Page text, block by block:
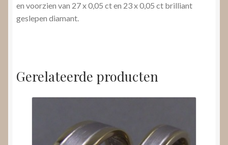
en voorzien van 27 x 0,05 ct en 23 x 0,05 ct brilliant
geslepen diamant.
Gerelateerde producten